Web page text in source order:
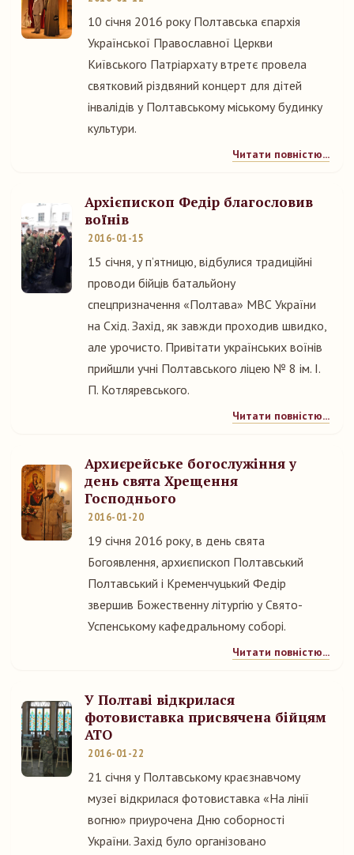
10 січня 2016 року Полтавська єпархія
Української Православної Церкви
Київського Патріархату втретє провела
святковий різдвяний концерт для дітей
інвалідів у Полтавському міському будинку
культури.
Читати повністю...
Архієпископ Федір благословив
воїнів
2016-01-15
15 січня, у п’ятницю, відбулися традиційні
проводи бійців батальйону
спецпризначення «Полтава» МВС України
на Схід. Захід, як завжди проходив швидко,
але урочисто. Привітати українських воїнів
прийшли учні Полтавського ліцею № 8 ім. І.
П. Котляревського.
Читати повністю...
Архиєрейське богослужіння у
день свята Хрещення
Господнього
2016-01-20
19 січня 2016 року, в день свята
Богоявлення, архиєпископ Полтавський
Полтавський і Кременчуцький Федір
звершив Божественну літургію у Свято-
Успенському кафедральному соборі.
Читати повністю...
У Полтаві відкрилася
фотовиставка присвячена бійцям
АТО
2016-01-22
21 січня у Полтавському краєзнавчому
музеї відкрилася фотовиставка «На лінії
вогню» приурочена Дню соборності
України. Захід було організовано